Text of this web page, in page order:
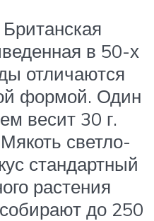
в 50-х
отличаются
формой. Один
весит 30 г.
светло-
стандартный
растения
до 250